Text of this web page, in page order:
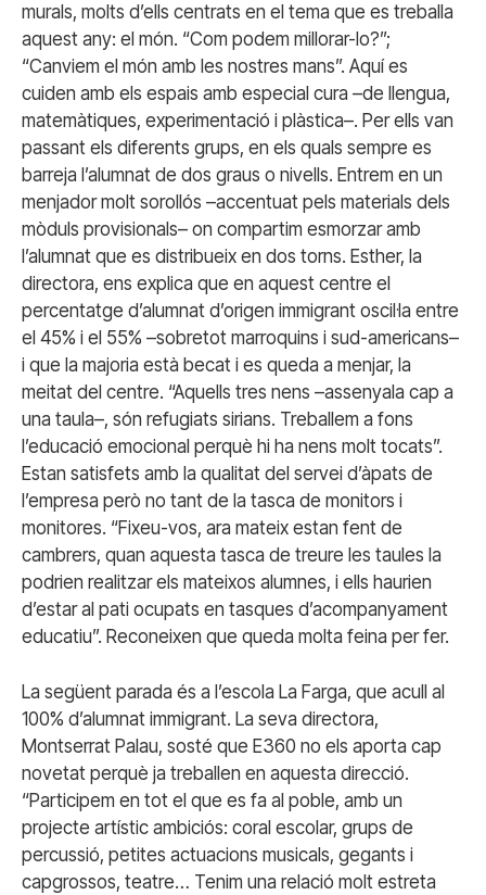
murals, molts d’ells centrats en el tema que es treballa
aquest any: el món. “Com podem millorar-lo?”;
“Canviem el món amb les nostres mans”. Aquí es
cuiden amb els espais amb especial cura –de llengua,
matemàtiques, experimentació i plàstica–. Per ells van
passant els diferents grups, en els quals sempre es
barreja l’alumnat de dos graus o nivells. Entrem en un
menjador molt sorollós –accentuat pels materials dels
mòduls provisionals– on compartim esmorzar amb
l’alumnat que es distribueix en dos torns. Esther, la
directora, ens explica que en aquest centre el
percentatge d’alumnat d’origen immigrant oscil·la entre
el 45% i el 55% –sobretot marroquins i sud-americans–
i que la majoria està becat i es queda a menjar, la
meitat del centre. “Aquells tres nens –assenyala cap a
una taula–, són refugiats sirians. Treballem a fons
l’educació emocional perquè hi ha nens molt tocats”.
Estan satisfets amb la qualitat del servei d’àpats de
l’empresa però no tant de la tasca de monitors i
monitores. “Fixeu-vos, ara mateix estan fent de
cambrers, quan aquesta tasca de treure les taules la
podrien realitzar els mateixos alumnes, i ells haurien
d’estar al pati ocupats en tasques d’acompanyament
educatiu”. Reconeixen que queda molta feina per fer.
La següent parada és a l’escola La Farga, que acull al
100% d’alumnat immigrant. La seva directora,
Montserrat Palau, sosté que E360 no els aporta cap
novetat perquè ja treballen en aquesta direcció.
“Participem en tot el que es fa al poble, amb un
projecte artístic ambiciós: coral escolar, grups de
percussió, petites actuacions musicals, gegants i
capgrossos, teatre… Tenim una relació molt estreta